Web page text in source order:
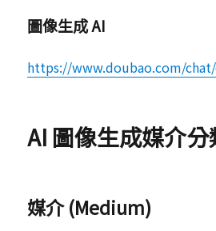
圖像生成 AI
https://www.doubao.com/
AI 圖像生成媒介
媒介 (Medium)